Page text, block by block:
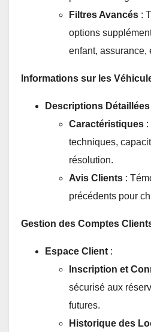
Filtres Avancés :
options
enfant, assurance,
Informations sur les
Descriptions Détaillées
Caractéristiques :
techniques,
résolution.
Avis Clients :
précédents pour
Gestion des Comptes
Espace Client :
Inscription et
sécurisé aux
futures.
Historique des